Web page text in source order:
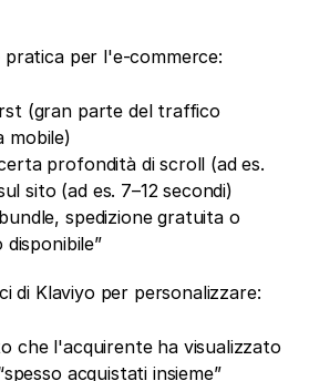
per l'e-commerce:
(gran parte del traffico
mobile)
profondità di scroll (ad es.
sito (ad es. 7–12 secondi)
spedizione gratuita o
disponibile”
di Klaviyo per personalizzare:
che l'acquirente ha visualizzato
acquistati insieme”